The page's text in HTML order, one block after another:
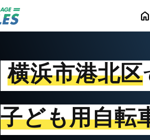
home
横浜市港北区
子ども用自転